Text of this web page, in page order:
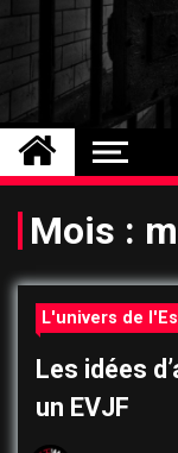
Skip
content
Mois :
L'univers de
Les idées
un EVJF